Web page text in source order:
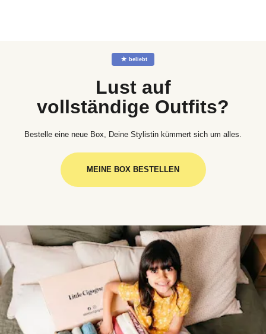
☆ beliebt
Lust auf
vollständige Outfits?
Bestelle eine neue Box, Deine Stylistin kümmert sich um alles.
MEINE BOX BESTELLEN